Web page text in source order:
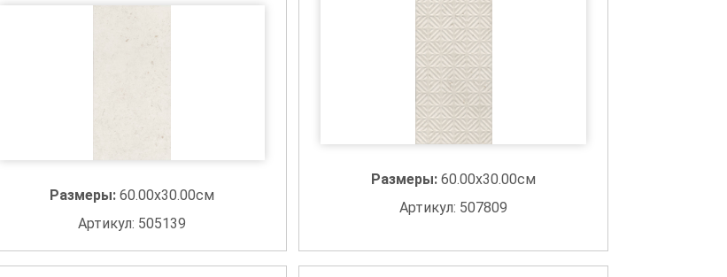
Размеры: 60.00x30.00см
Артикул: 505139
Размеры:60.00x30.00см
Артикул: 507809